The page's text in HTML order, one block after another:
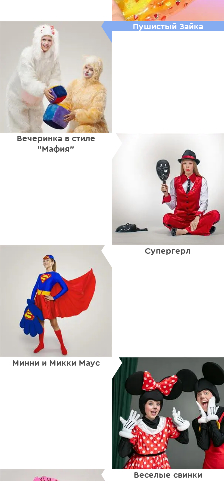
Пушистый Зайка
Вечеринка в стиле
"Мафия"
Супергерл
Минни и Микки Маус
Веселые свинки